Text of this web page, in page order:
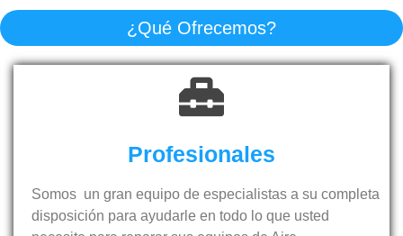
¿Qué Ofrecemos?
Profesionales
Somos un gran equipo de especialistas a su completa
disposición para ayudarle en todo lo que usted